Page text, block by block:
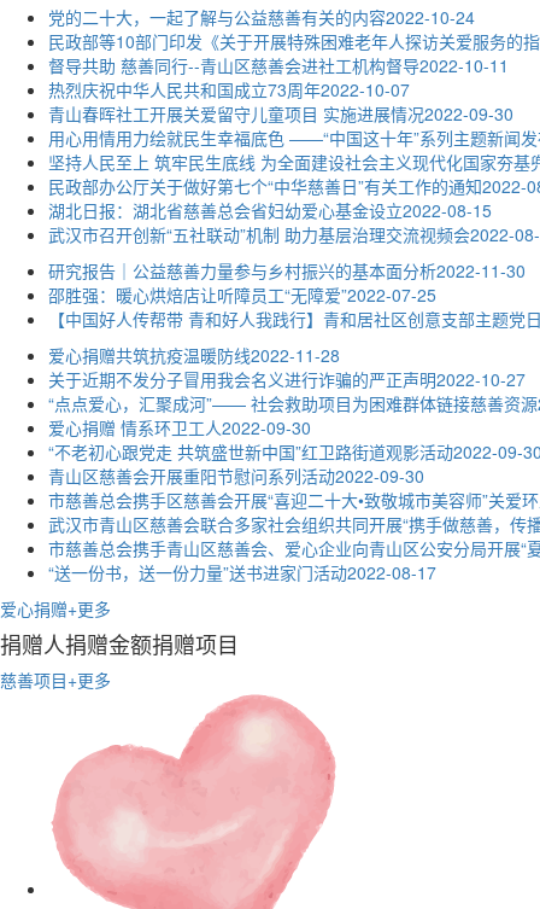
民政部等10部门印发《关于开展特殊困难老年人探访关爱服务的
督导共助 慈善同行--青山区慈善会进社工机构督导2022-10-11
热烈庆祝中华人民共和国成立73周年2022-10-07
青山春晖社工开展关爱留守儿童项目 实施进展情况
用心用情用力绘就民生幸福底色 ——“中国这十年”系列主题新闻
坚持人民至上 筑牢民生底线 为全面建设社会主义现代化国家夯基
民政部办公厅关于做好第七个“中华慈善日”有关工作的通知2022-
湖北日报：湖北省慈善总会省妇幼爱心基金设立2022-08-15
武汉市召开创新“五社联动”机制 助力基层治理交流视频会2022-
研究报告｜公益慈善力量参与乡村振兴的基本面分析
邵胜强：暖心烘焙店让听障员工“无障爱”2022-07-25
【中国好人传帮带 青和好人我践行】青和居社区创意支部主题党
爱心捐赠共筑抗疫温暖防线
关于近期不发分子冒用我会名义进行诈骗的严正声明
“点点爱心，汇聚成河”—— 社会救助项目为困难群体链接慈善资源
爱心捐赠 情系环卫工人2022-09-30
“不老初心跟党走 共筑盛世新中国”红卫路街道观影活动
青山区慈善会开展重阳节慰问系列活动2022-09-30
市慈善总会携手区慈善会开展“喜迎二十大•致敬城市美容师”关爱
武汉市青山区慈善会联合多家社会组织共同开展“携手做慈善，传
市慈善总会携手青山区慈善会、爱心企业向青山区公安分局开展“
“送一份书，送一份力量”送书进家门活动2022-08-17
爱心捐赠 +更多
捐赠人 捐赠金额捐赠项目
慈善项目 +更多